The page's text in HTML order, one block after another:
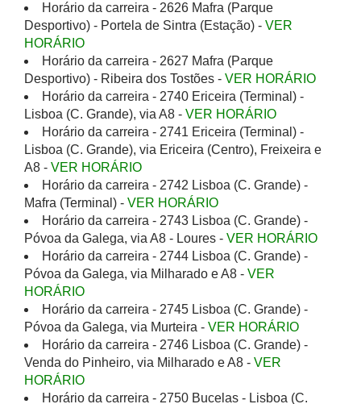
Horário da carreira - 2626 Mafra (Parque
Desportivo) - Portela de Sintra (Estação) - VER
HORÁRIO
Horário da carreira - 2627 Mafra (Parque
Desportivo) - Ribeira dos Tostões - VER HORÁRIO
Horário da carreira - 2740 Ericeira (Terminal) -
Lisboa (C. Grande), via A8 - VER HORÁRIO
Horário da carreira - 2741 Ericeira (Terminal) -
Lisboa (C. Grande), via Ericeira (Centro), Freixeira e
A8 - VER HORÁRIO
Horário da carreira - 2742 Lisboa (C. Grande) -
Mafra (Terminal) - VER HORÁRIO
Horário da carreira - 2743 Lisboa (C. Grande) -
Póvoa da Galega, via A8 - Loures - VER HORÁRIO
Horário da carreira - 2744 Lisboa (C. Grande) -
Póvoa da Galega, via Milharado e A8 - VER
HORÁRIO
Horário da carreira - 2745 Lisboa (C. Grande) -
Póvoa da Galega, via Murteira - VER HORÁRIO
Horário da carreira - 2746 Lisboa (C. Grande) -
Venda do Pinheiro, via Milharado e A8 - VER
HORÁRIO
Horário da carreira - 2750 Bucelas - Lisboa (C.